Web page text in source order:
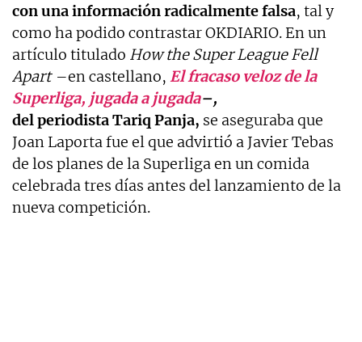
con una información radicalmente falsa, tal y
como ha podido contrastar OKDIARIO. En un
artículo titulado How the Super League Fell
Apart–en castellano, El fracaso veloz de la
Superliga, jugada a jugada–,
del periodista Tariq Panja, se aseguraba que
Joan Laporta fue el que advirtió a Javier Tebas
de los planes de la Superliga en un comida
celebrada tres días antes del lanzamiento de la
nueva competición.